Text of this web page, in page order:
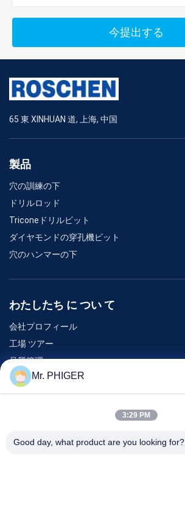
今提出する
65 東 XINHUAN 道, 上海, 中国
製品
穴の訓練の下
ドリルロッド
Triconeドリルビット
ダイヤモンドの穿孔機ビット
穴のハンマーの下
わたしたち に つい て
会社プロフィール
工場 ツアー
品質管理
地図
連絡 ください
イベント
Mr. PHIGER
3:29 PM
Good day, what product are you looking for?